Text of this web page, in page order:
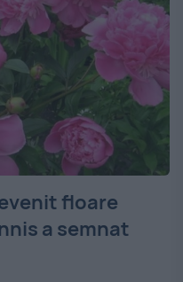
floare
a semnat